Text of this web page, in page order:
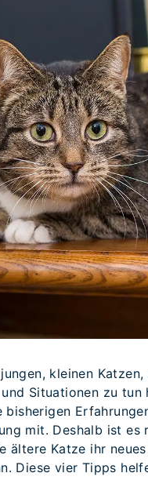
kleinen
Situationen zu
bisherigen
mit. Deshalb ist
ältere Katze ihr
Diese vier Tipps